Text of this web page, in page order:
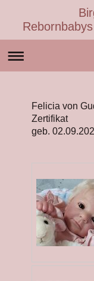
Felicia von
Zertifikat
geb.